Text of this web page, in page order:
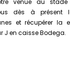
venue au
dès à présent
et récupérer la
J en caisse Bodega.